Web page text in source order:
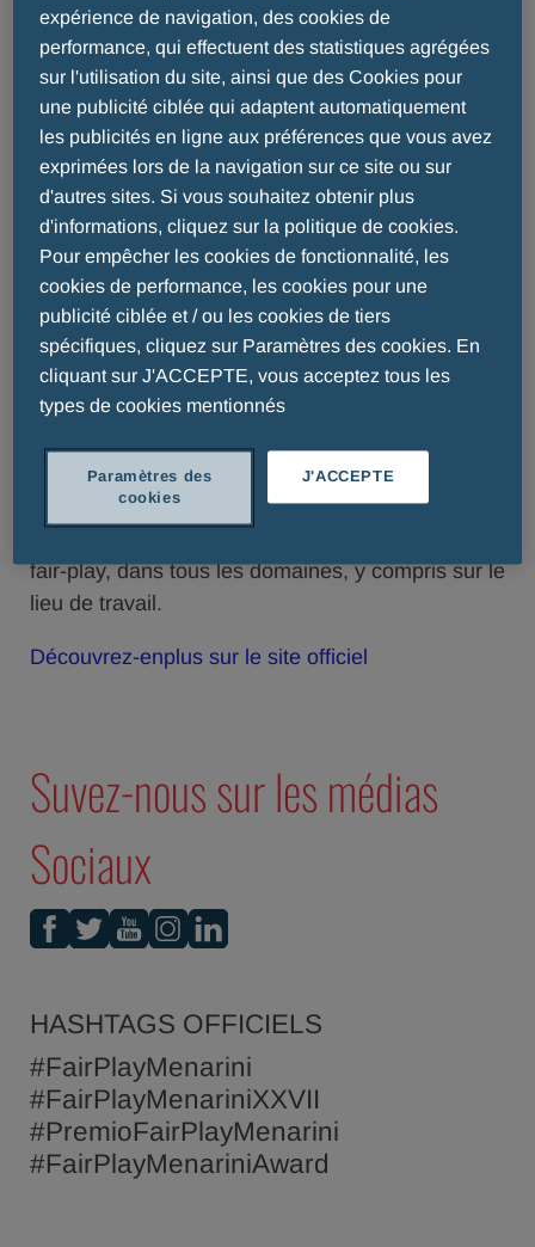
Il y a un quart de siècle, le Prix s'est donné pour
mission de sensibiliser les jeunes sportifs à
l'importance de devenir des champions
équitables, de compter sur ses propres forces,
d'adopter le sens du sacrifice et de respecter les
règles.
Valeurs
Le Groupe Menarini, trouvant dans cette mission
presque dix ans, d'associer son nom au Prix dans
l'intention de mettre en évidence les principes et
fair-play, dans tous les domaines, y compris sur le
lieu de travail.
Découvrez-enplus sur le site officiel
Suvez-nous sur les médias
Sociaux
HASHTAGS OFFICIELS
#FairPlayMenarini
#FairPlayMenariniXXVII
#PremioFairPlayMenarini
#FairPlayMenariniAward
expérience de navigation, des cookies de
performance, qui effectuent des statistiques agrégées
sur l'utilisation du site, ainsi que des Cookies pour
une publicité ciblée qui adaptent automatiquement
les publicités en ligne aux préférences que vous avez
exprimées lors de la navigation sur ce site ou sur
d'autres sites. Si vous souhaitez obtenir plus
d'informations, cliquez sur la politique de cookies.
Pour empêcher les cookies de fonctionnalité, les
cookies de performance, les cookies pour une
publicité ciblée et / ou les cookies de tiers
spécifiques, cliquez sur Paramètres des cookies. En
cliquant sur J'ACCEPTE, vous acceptez tous les
types de cookies mentionnés
J'ACCEPTE
Paramètres des
cookies